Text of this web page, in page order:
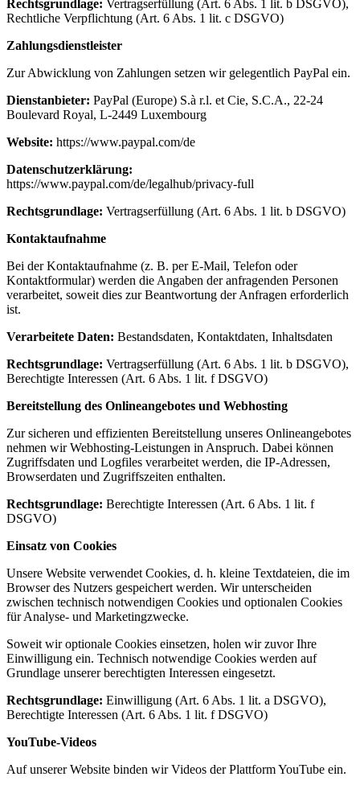
Rechtsgrundlage: Vertragserfüllung (Art. 6 Abs. 1 lit. b DSGVO),
Rechtliche Verpflichtung (Art. 6 Abs. 1 lit. c DSGVO)
Zahlungsdienstleister
Zur Abwicklung von Zahlungen setzen wir gelegentlich PayPal ein.
Dienstanbieter: PayPal (Europe) S.à r.l. et Cie, S.C.A., 22-24
Boulevard Royal, L-2449 Luxembourg
Website: https://www.paypal.com/de
Datenschutzerklärung:
https://www.paypal.com/de/legalhub/privacy-full
Rechtsgrundlage: Vertragserfüllung (Art. 6 Abs. 1 lit. b DSGVO)
Kontaktaufnahme
Bei der Kontaktaufnahme (z. B. per E-Mail, Telefon oder
Kontaktformular) werden die Angaben der anfragenden Personen
verarbeitet, soweit dies zur Beantwortung der Anfragen erforderlich
ist.
Verarbeitete Daten: Bestandsdaten, Kontaktdaten, Inhaltsdaten
Rechtsgrundlage: Vertragserfüllung (Art. 6 Abs. 1 lit. b DSGVO),
Berechtigte Interessen (Art. 6 Abs. 1 lit. f DSGVO)
Bereitstellung des Onlineangebotes und Webhosting
Zur sicheren und effizienten Bereitstellung unseres Onlineangebotes
nehmen wir Webhosting-Leistungen in Anspruch. Dabei können
Zugriffsdaten und Logfiles verarbeitet werden, die IP-Adressen,
Browserdaten und Zugriffszeiten enthalten.
Rechtsgrundlage: Berechtigte Interessen (Art. 6 Abs. 1 lit. f
DSGVO)
Einsatz von Cookies
Unsere Website verwendet Cookies, d. h. kleine Textdateien, die im
Browser des Nutzers gespeichert werden. Wir unterscheiden
zwischen technisch notwendigen Cookies und optionalen Cookies
für Analyse- und Marketingzwecke.
Soweit wir optionale Cookies einsetzen, holen wir zuvor Ihre
Einwilligung ein. Technisch notwendige Cookies werden auf
Grundlage unserer berechtigten Interessen eingesetzt.
Rechtsgrundlage: Einwilligung (Art. 6 Abs. 1 lit. a DSGVO),
Berechtigte Interessen (Art. 6 Abs. 1 lit. f DSGVO)
YouTube-Videos
Auf unserer Website binden wir Videos der Plattform YouTube ein.